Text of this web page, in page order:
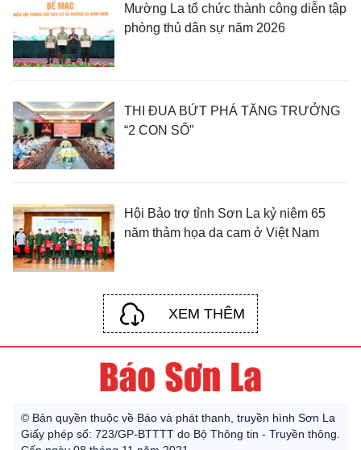
Mường La tổ chức thành công diễn tập
phòng thủ dân sự năm 2026
THI ĐUA BỨT PHÁ TĂNG TRƯỞNG
“2 CON SỐ”
Hội Bảo trợ tỉnh Sơn La kỷ niệm 65
năm thảm họa da cam ở Việt Nam
XEM THÊM
© Bản quyền thuộc về Báo và phát thanh, truyền hình Sơn La
Giấy phép số: 723/GP-BTTTT do Bộ Thông tin - Truyền thông.